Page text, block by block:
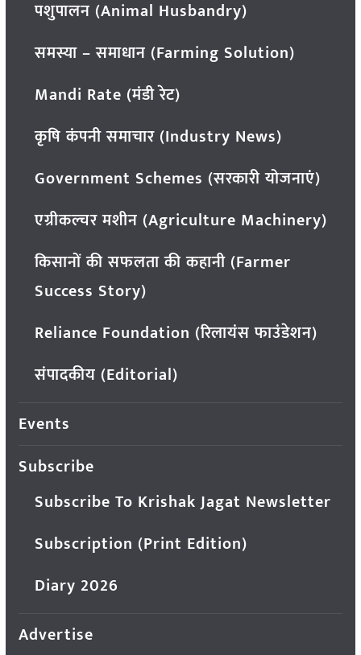
पशुपालन (Animal Husbandry)
समस्या – समाधान (Farming Solution)
Mandi Rate (मंडी रेट)
कृषि कंपनी समाचार (Industry News)
Government Schemes (सरकारी योजनाएं)
एग्रीकल्चर मशीन (Agriculture Machinery)
किसानों की सफलता की कहानी (Farmer
Success Story)
Reliance Foundation (रिलायंस फाउंडेशन)
संपादकीय (Editorial)
Events
Subscribe
Subscribe To Krishak Jagat Newsletter
Subscription (Print Edition)
Diary 2026
Advertise